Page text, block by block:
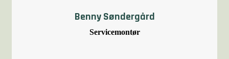
Benny Søndergård
Servicemontør